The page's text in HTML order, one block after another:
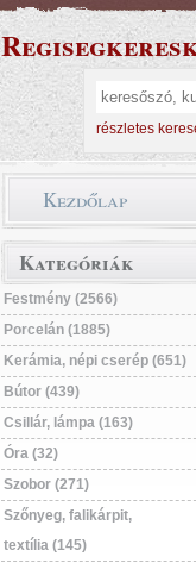
részletes
Kezdőlap
Kategóriák
Festmény (2566)
Porcelán (1885)
Kerámia, népi cserép (651)
Bútor (439)
Csillár, lámpa (163)
Óra (32)
Szobor (271)
Szőnyeg, falikárpit,
textília (145)